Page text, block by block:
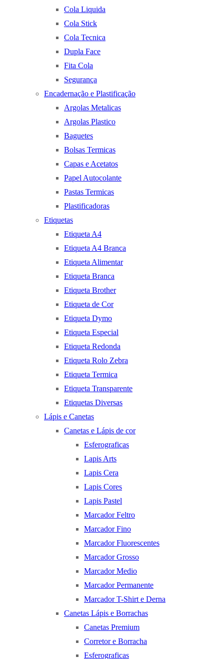
Cola Liquida
Cola Stick
Cola Tecnica
Dupla Face
Fita Cola
Segurança
Encadernação e Plastificação
Argolas Metalicas
Argolas Plastico
Baguetes
Bolsas Termicas
Capas e Acetatos
Papel Autocolante
Pastas Termicas
Plastificadoras
Etiquetas
Etiqueta A4
Etiqueta A4 Branca
Etiqueta Alimentar
Etiqueta Branca
Etiqueta Brother
Etiqueta de Cor
Etiqueta Dymo
Etiqueta Especial
Etiqueta Redonda
Etiqueta Rolo Zebra
Etiqueta Termica
Etiqueta Transparente
Etiquetas Diversas
Lápis e Canetas
Canetas e Lápis de cor
Esferograficas
Lapis Arts
Lapis Cera
Lapis Cores
Lapis Pastel
Marcador Feltro
Marcador Fino
Marcador Fluorescentes
Marcador Grosso
Marcador Medio
Marcador Permanente
Marcador T-Shirt e Derna
Canetas Lápis e Borrachas
Canetas Premium
Corretor e Borracha
Esferograficas